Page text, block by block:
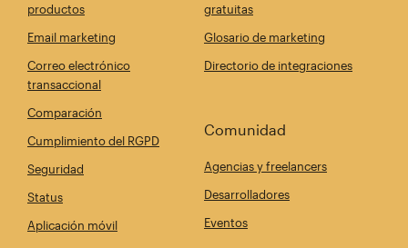
productos
Email marketing
Correo electrónico
transaccional
Comparación
Cumplimiento del RGPD
Seguridad
Status
Aplicación móvil
gratuitas
Glosario de marketing
Directorio de integraciones
Comunidad
Agencias y freelancers
Desarrolladores
Eventos